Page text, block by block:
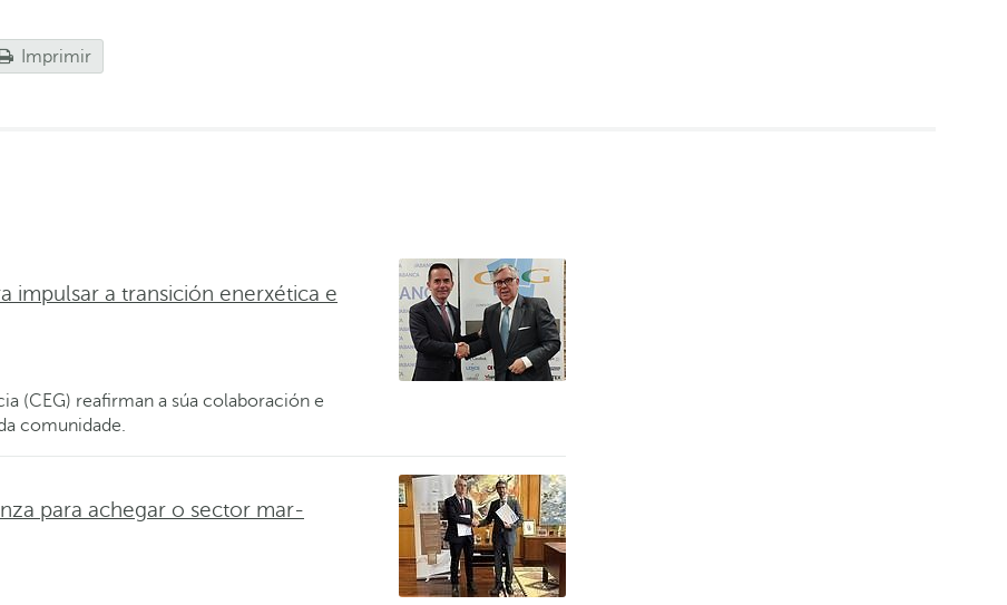
Imprimir
impulsar a transición enerxética e
(CEG) reafirman a súa colaboración e
comunidade.
para achegar o sector mar-